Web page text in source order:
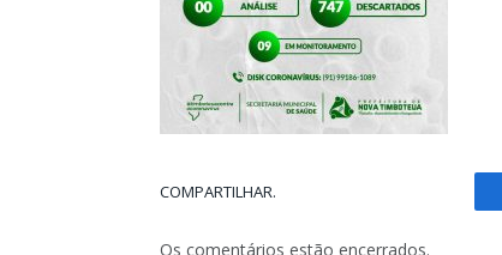
COMPARTILHAR.
Os comentários estão encerrados.